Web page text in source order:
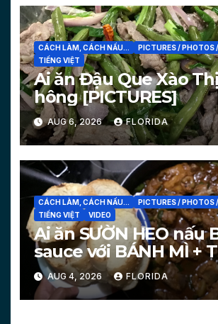
CÁCH LÀM, CÁCH NẤU...
PICTURES / PHOTOS
TIẾNG VIỆT
Ai ăn Đậu Que Xào
hông [PICTURES]
AUG 6, 2026 FLORIDA
CÁCH LÀM, CÁCH NẤU...
PICTURES / PHOTOS
TIẾNG VIỆT
VIDEO
Ai ăn SƯỜN HEO nấu
sauce với BÁNH MÌ +
chiêu làm bánh mì
[PICTURES, VIDEO]
AUG 4, 2026 FLORIDA